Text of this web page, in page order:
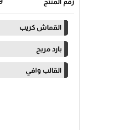
القماش كريب
بارد مريح
القالب وافي